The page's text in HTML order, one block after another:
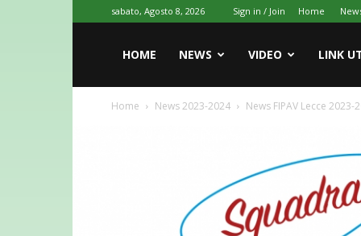
sabato, Agosto 8, 2026 Sign in / Join Home
HOME NEWS VIDEO LINK
Home News 2023-2024 News FIPAV Lecce 2023-